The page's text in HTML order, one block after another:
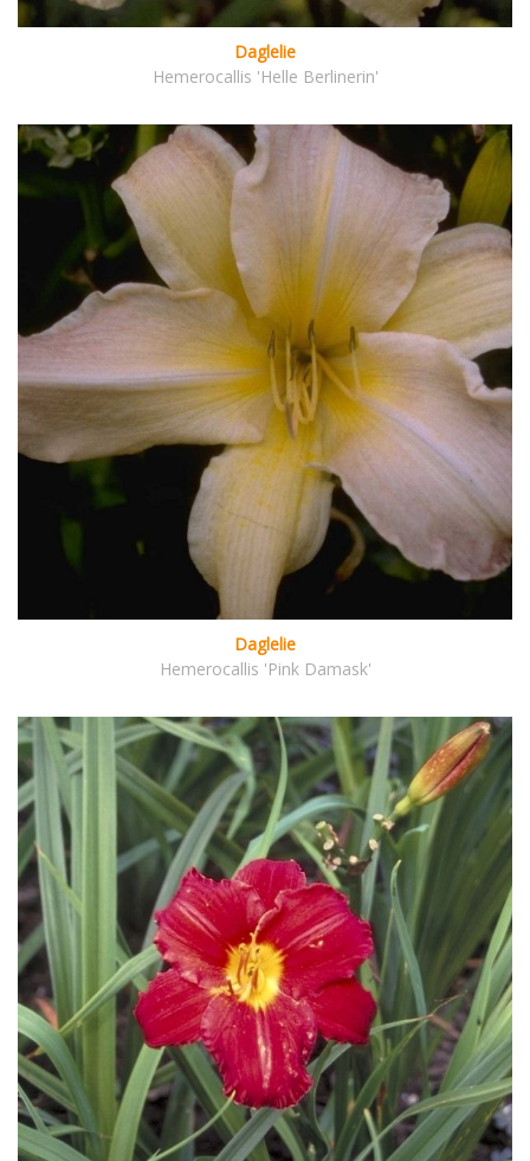
Daglelie
Hemerocallis 'Helle Berlinerin'
Daglelie
Hemerocallis 'Pink Damask'